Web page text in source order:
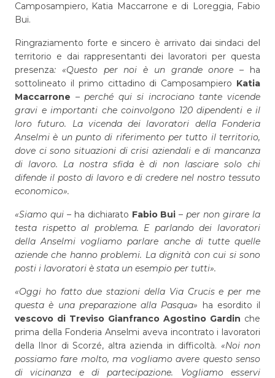
Camposampiero, Katia Maccarrone e di Loreggia, Fabio
Bui.
Ringraziamento forte e sincero è arrivato dai sindaci del
territorio e dai rappresentanti dei lavoratori per questa
presenza: «Questo per noi è un grande onore – ha
sottolineato il primo cittadino di Camposampiero Katia
Maccarrone –perché qui si incrociano tante vicende
gravi e importanti che coinvolgono 120 dipendenti e il
loro futuro. La vicenda dei lavoratori della Fonderia
Anselmi è un punto di riferimento per tutto il territorio,
dove ci sono situazioni di crisi aziendali e di mancanza
di lavoro. La nostra sfida è di non lasciare solo chi
difende il posto di lavoro e di credere nel nostro tessuto
economico».
«Siamo qui– ha dichiarato Fabio Bui –per non girare la
testa rispetto al problema. E parlando dei lavoratori
della Anselmi vogliamo parlare anche di tutte quelle
aziende che hanno problemi. La dignità con cui si sono
posti i lavoratori è stata un esempio per tutti».
«Oggi ho fatto due stazioni della Via Crucis e per me
questa è una preparazione alla Pasqua» ha esordito il
vescovo di Treviso Gianfranco Agostino Gardin che
prima della Fonderia Anselmi aveva incontrato i lavoratori
della Ilnor di Scorzé, altra azienda in difficoltà. «Noi non
possiamo fare molto, ma vogliamo avere questo senso
di vicinanza e di partecipazione. Vogliamo esservi